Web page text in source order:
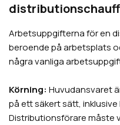
Arbetsuppgifterna för en
beroende på arbetsplats
några vanliga
Körning: Huvudansvaret
på ett säkert sätt,
Distributionsförare måste